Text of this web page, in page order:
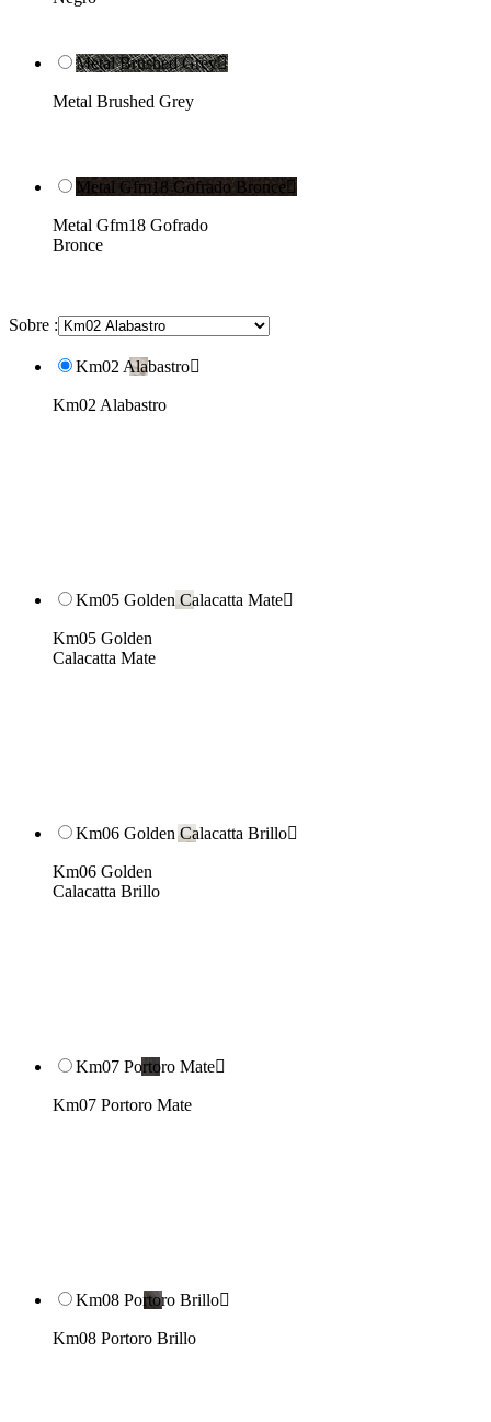
Metal Brushed Grey
Metal Brushed Grey
Metal Gfm18 Gofrado Bronce
Metal Gfm18 Gofrado
Bronce
Sobre :
Km02 Alabastro
Km02 Alabastro
Km05 Golden Calacatta Mate
Km05 Golden
Calacatta Mate
Km06 Golden Calacatta Brillo
Km06 Golden
Calacatta Brillo
Km07 Portoro Mate
Km07 Portoro Mate
Km08 Portoro Brillo
Km08 Portoro Brillo